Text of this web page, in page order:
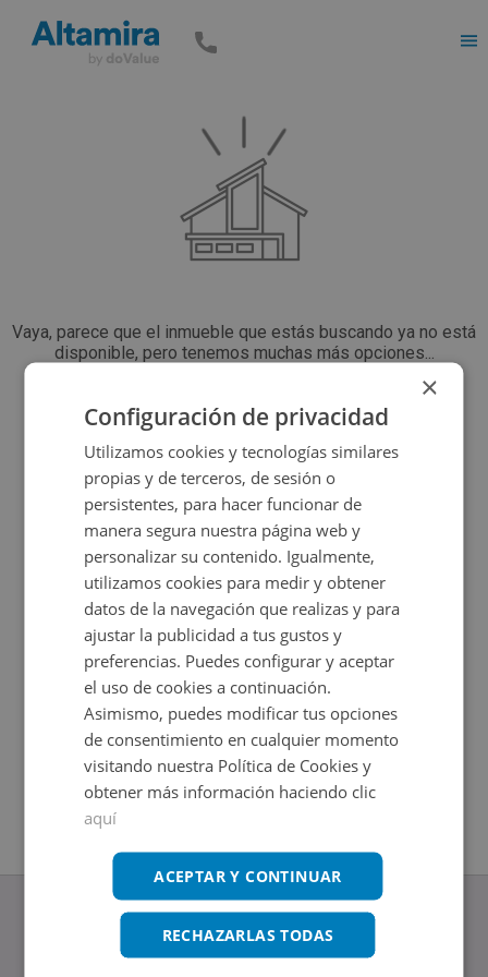
Vaya, parece que el inmueble que estás buscando ya no está
disponible, pero tenemos muchas más opciones...
Volver a buscar
Local Comercial en venta en CL ARGELITA -
Impuestos no incluidos
Ahorro 10.000€
×
Configuración de privacidad
Utilizamos cookies y tecnologías similares
propias y de terceros, de sesión o
persistentes, para hacer funcionar de
manera segura nuestra página web y
personalizar su contenido. Igualmente,
utilizamos cookies para medir y obtener
datos de la navegación que realizas y para
ajustar la publicidad a tus gustos y
preferencias. Puedes configurar y aceptar
el uso de cookies a continuación.
Asimismo, puedes modificar tus opciones
de consentimiento en cualquier momento
visitando nuestra Política de Cookies y
obtener más información haciendo clic
aquí
ACEPTAR Y CONTINUAR
RECHAZARLAS TODAS